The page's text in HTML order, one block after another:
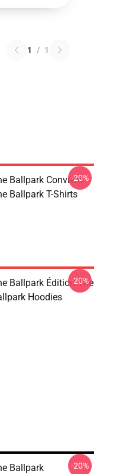
1 / 1
Ballpark Convient
Ballpark T-Shirts
-20%
Ballpark Édition The
Hoodies
-20%
Ballpark
-20%